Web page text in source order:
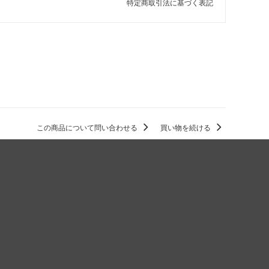
特定商取引法に基づく表記
この商品について問い合わせる 買い物を続ける